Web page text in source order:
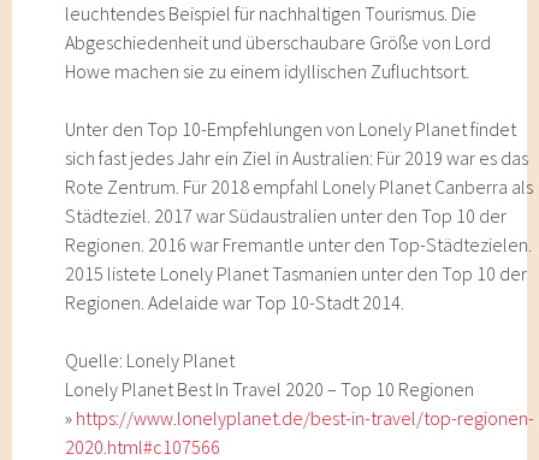
leuchtendes Beispiel für nachhaltigen Tourismus. Die
Abgeschiedenheit und überschaubare Größe von Lord
Howe machen sie zu einem idyllischen Zufluchtsort.
Unter den Top 10-Empfehlungen von Lonely Planet findet
sich fast jedes Jahr ein Ziel in Australien: Für 2019 war es das
Rote Zentrum. Für 2018 empfahl Lonely Planet Canberra als
Städteziel. 2017 war Südaustralien unter den Top 10 der
Regionen. 2016 war Fremantle unter den Top-Städtezielen.
2015 listete Lonely Planet Tasmanien unter den Top 10 der
Regionen. Adelaide war Top 10-Stadt 2014.
Quelle: Lonely Planet
Lonely Planet Best In Travel 2020 – Top 10 Regionen
» https://www.lonelyplanet.de/best-in-travel/top-regionen-
2020.html#c107566